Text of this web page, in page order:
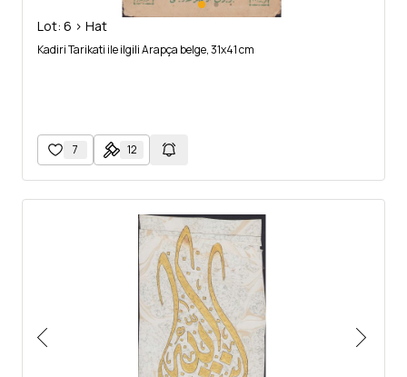
Lot: 6 > Hat
Kadiri Tarikati ile ilgili Arapça belge, 31x41 cm
7 12